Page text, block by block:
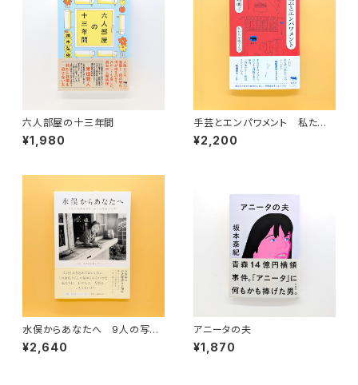
六人部屋の十三年間
¥1,980
手芸とエンパワメント 私たち
が紡ぐもの
¥2,200
水俣からあなたへ 9人の写真
家が見つめた水俣病の70年
¥2,640
アニータの夫
¥1,870